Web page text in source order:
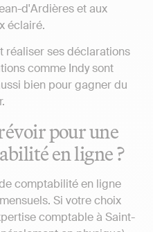
d'Ardières et aux
éclairé.
réaliser ses déclarations
comme Indy sont
bien pour gagner du
pour une
en ligne ?
comptabilité en ligne
Si votre choix
comptable à Saint-